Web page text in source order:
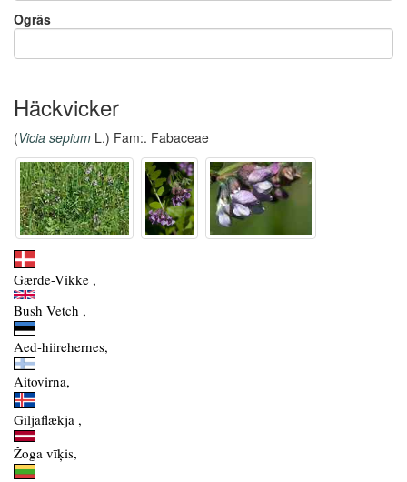
Ogräs
Häckvicker
(Vicia sepium L.) Fam:. Fabaceae
Gærde-Vikke ,
Bush Vetch ,
Aed-hiirehernes,
Aitovirna,
Giljaflækja ,
Žoga vīķis,